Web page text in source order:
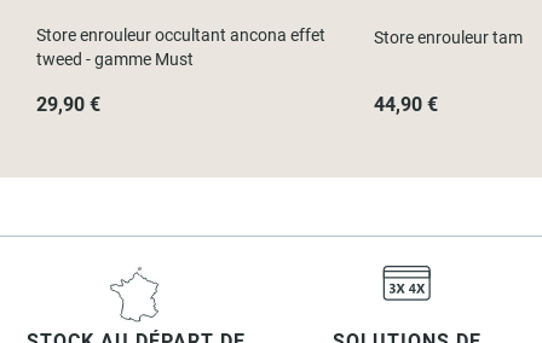
Store enrouleur occultant ancona effet
tweed - gamme Must
29,90 €
Store enrouleur
44,90 €